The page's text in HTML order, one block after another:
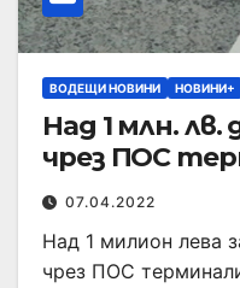
ВОДЕЩИ НОВИНИ НОВИНИ+
Над 1 млн. лв.
чрез ПОС
07.04.2022
Над 1 милион лева
чрез ПОС